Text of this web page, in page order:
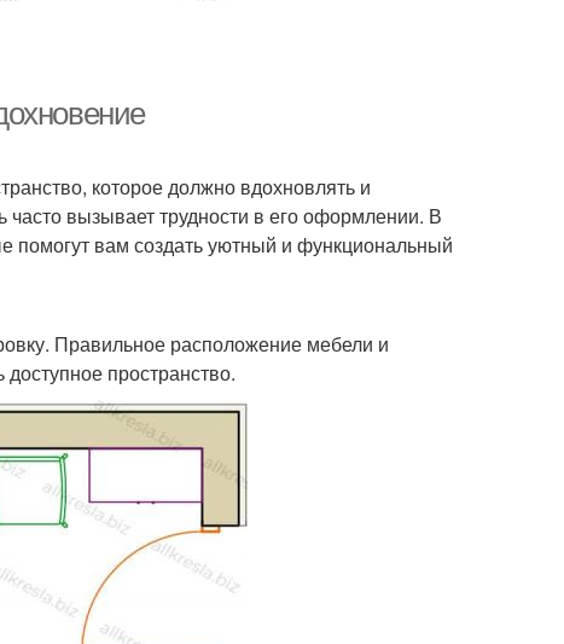
которое должно вдохновлять и
часто вызывает трудности в его оформлении. В
помогут вам создать уютный и функциональный
Правильное расположение мебели и
пространство.